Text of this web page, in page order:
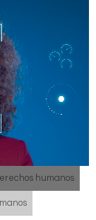
humanos